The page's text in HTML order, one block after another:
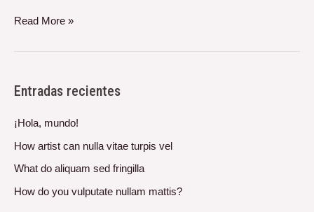
Read More »
Entradas recientes
¡Hola, mundo!
How artist can nulla vitae turpis vel
What do aliquam sed fringilla
How do you vulputate nullam mattis?